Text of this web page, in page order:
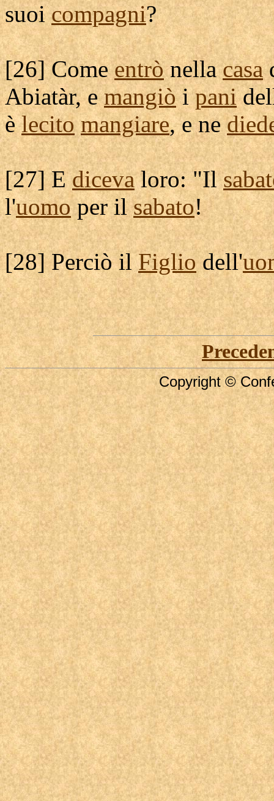
suoicompagni?
[26] Comeentrònellacasa
Abiatàr, emangiòipani
èlecito mangiare, e ne
[27] Edicevaloro: "Il
l'uomoper ilsabato!
[28] Perciò ilFigliodell'
Copyright ©